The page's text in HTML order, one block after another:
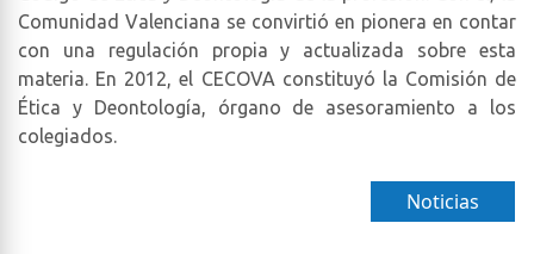
Comunidad Valenciana se convirtió en pionera en contar
con una regulación propia y actualizada sobre esta
materia. En 2012, el CECOVA constituyó la Comisión de
Ética y Deontología, órgano de asesoramiento a los
colegiados.
Noticias